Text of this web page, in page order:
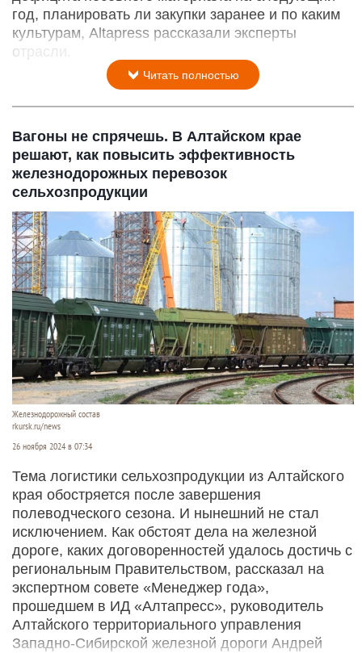
год, планировать ли закупки заранее и по каким
культурам, Altapress рассказали эксперты
отрасли.
Читать полностью
Вагоны не спрячешь. В Алтайском крае
решают, как повысить эффективность
железнодорожных перевозок
сельхозпродукции
Железнодорожный состав
rkursk.ru/news
26 ноября 2024 в 07:34
Тема логистики сельхозпродукции из Алтайского
края обостряется после завершения
полеводческого сезона. И нынешний не стал
исключением. Как обстоят дела на железной
дороге, каких договоренностей удалось достичь с
региональным Правительством, рассказал на
экспертном совете «Менеджер года»,
прошедшем в ИД «Алтапресс», руководитель
Алтайского территориального управления
Западно-Сибирской железной дороги Андрей